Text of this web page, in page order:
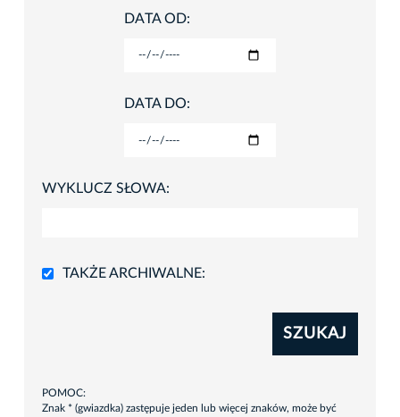
DATA OD:
DATA DO:
WYKLUCZ SŁOWA:
TAKŻE ARCHIWALNE:
SZUKAJ
POMOC:
Znak * (gwiazdka) zastępuje jeden lub więcej znaków, może być